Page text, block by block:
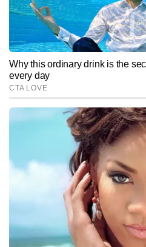
Hindi News Travel
प्रभात शर्मा AUTHOR
प्रभात शर्मा टाइम्स नाउ हिंदी
लाइफस्टाइल राइटर हैं।
समझने–परखने की क्षमता उनकी
वाली बनाती है। वे ऑफबीट
ट्रिप्स, फूड जर्नी और बजट ट्रैवल
की स्टोरीज़ सिर्फ जानकारी नहीं
भी महसूस कराती हैं। अब तक
सहज भाषा, प्रामाणिक जानकारी
Subscribe to our